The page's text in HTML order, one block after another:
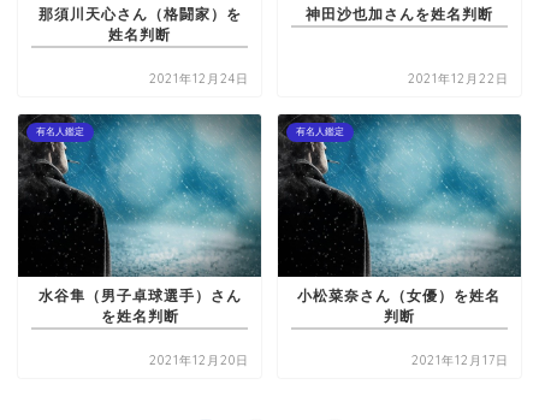
那須川天心さん（格闘家）を
姓名判断
2021年12月24日
神田沙也加さんを姓名判断
2021年12月22日
有名人鑑定
水谷隼（男子卓球選手）さん
を姓名判断
2021年12月20日
有名人鑑定
小松菜奈さん（女優）を姓名
判断
2021年12月17日